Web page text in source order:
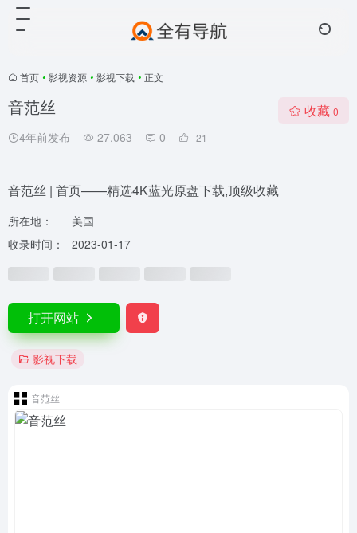
首页 • 影视资源 • 影视下载 • 正文
音范丝
4年前发布 27,063 0 21
收藏 0
音范丝 | 首页——精选4K蓝光原盘下载,顶级收藏
所在地：
美国
收录时间：
2023-01-17
打开网站
影视下载
音范丝